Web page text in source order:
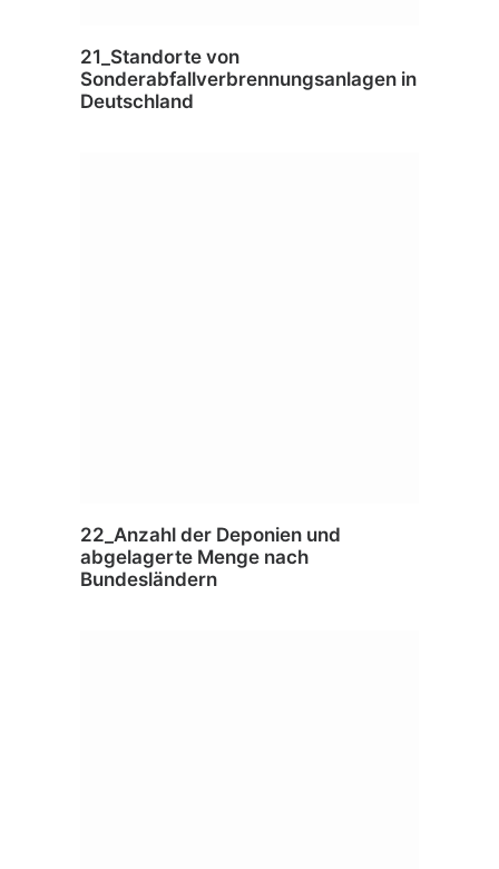
21_Standorte von
Sonderabfallverbrennungsanlagen in
Deutschland
22_Anzahl der Deponien und
abgelagerte Menge nach
Bundesländern